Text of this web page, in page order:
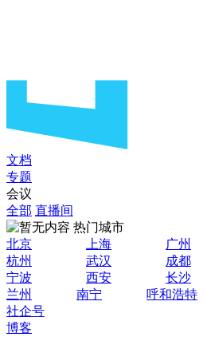
文档
专题
会议
全部 直播间
热门城市
北京
上海 广州
杭州
武汉 成都
宁波
西安 长沙
兰州
南宁 呼和浩特
社企号
博客